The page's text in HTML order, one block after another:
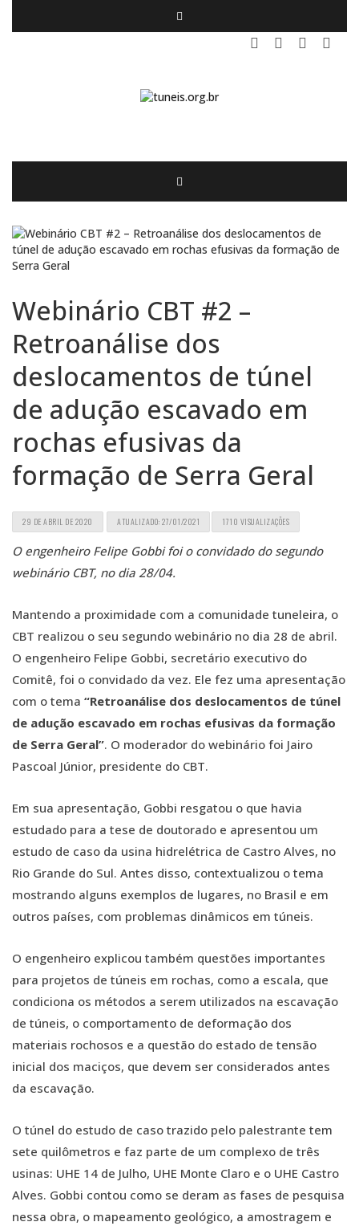
Webinário CBT #2 –
Retroanálise dos
deslocamentos de túnel
de adução escavado em
rochas efusivas da
formação de Serra Geral
29 DE ABRIL DE 2020 ATUALIZADO: 27/01/2021 1710 VISUALIZAÇÕES
O engenheiro Felipe Gobbi foi o convidado do segundo
webinário CBT, no dia 28/04.
Mantendo a proximidade com a comunidade tuneleira, o
CBT realizou o seu segundo webinário no dia 28 de abril.
O engenheiro Felipe Gobbi, secretário executivo do
Comitê, foi o convidado da vez. Ele fez uma apresentação
com o tema “Retroanálise dos deslocamentos de túnel
de adução escavado em rochas efusivas da formação
de Serra Geral”. O moderador do webinário foi Jairo
Pascoal Júnior, presidente do CBT.
Em sua apresentação, Gobbi resgatou o que havia
estudado para a tese de doutorado e apresentou um
estudo de caso da usina hidrelétrica de Castro Alves, no
Rio Grande do Sul. Antes disso, contextualizou o tema
mostrando alguns exemplos de lugares, no Brasil e em
outros países, com problemas dinâmicos em túneis.
O engenheiro explicou também questões importantes
para projetos de túneis em rochas, como a escala, que
condiciona os métodos a serem utilizados na escavação
de túneis, o comportamento de deformação dos
materiais rochosos e a questão do estado de tensão
inicial dos maciços, que devem ser considerados antes
da escavação.
O túnel do estudo de caso trazido pelo palestrante tem
sete quilômetros e faz parte de um complexo de três
usinas: UHE 14 de Julho, UHE Monte Claro e o UHE Castro
Alves. Gobbi contou como se deram as fases de pesquisa
nessa obra, o mapeamento geológico, a amostragem e